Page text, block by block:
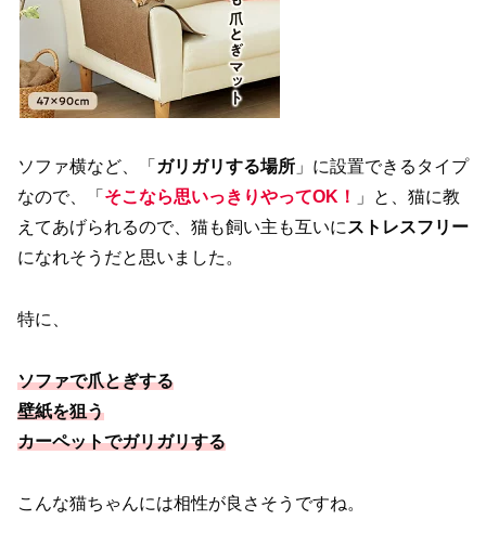
ソファ横など、「 ガリガリする場所 」に設置できるタイプ
なので、「 そこなら思いっきりやってOK！
」と、猫に教
えてあげられるので、猫も飼い主も互いに ストレスフリー
になれそうだと思いました。
特に、
ソファで爪とぎする
壁紙を狙う
カーペットでガリガリする
こんな猫ちゃんには相性が良さそうですね。